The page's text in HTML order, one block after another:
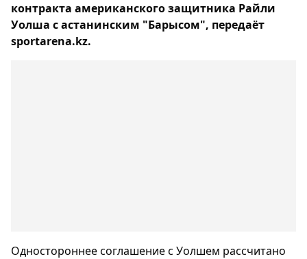
контракта американского защитника Райли
Уолша с астанинским "Барысом", передаёт
sportarena.kz.
Одностороннее соглашение с Уолшем рассчитано